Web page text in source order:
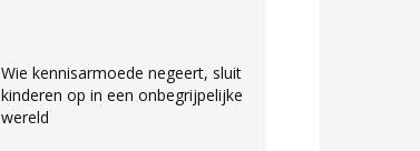
Wie kennisarmoede negeert, sluit
kinderen op in een onbegrijpelijke
wereld